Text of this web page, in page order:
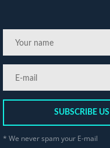
SUBSCRIBE US
* We never spam your E-mail